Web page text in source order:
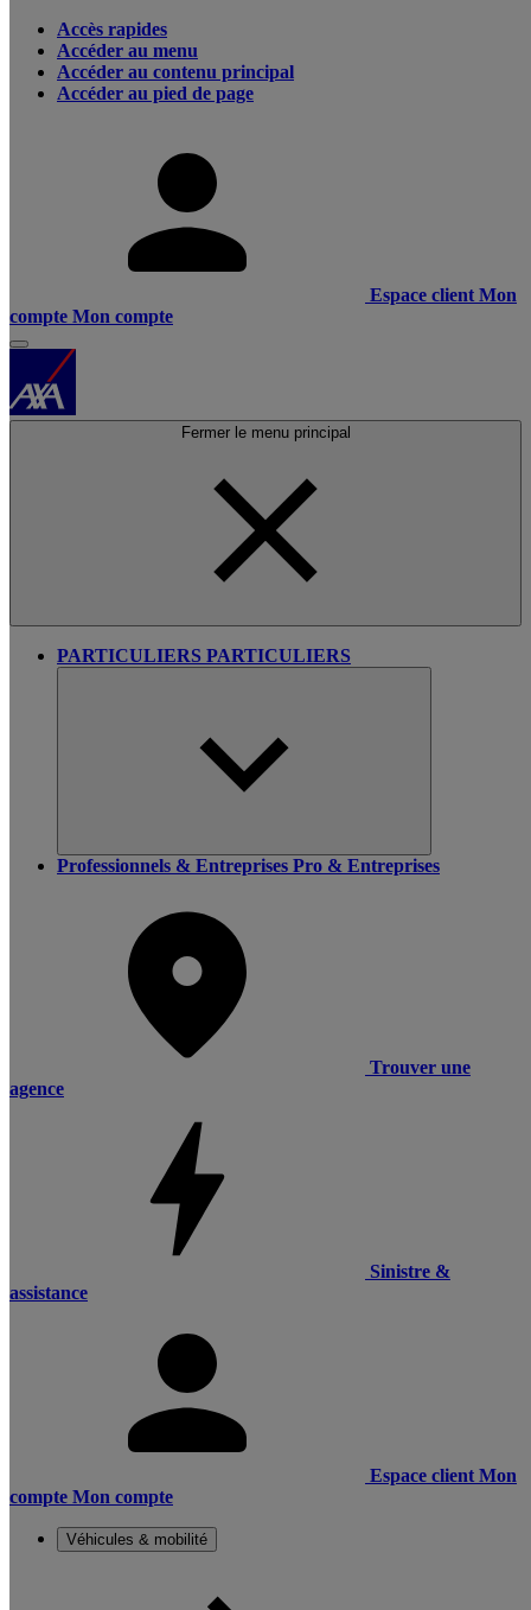
Accès rapides
Accéder au menu
Accéder au contenu principal
Accéder au pied de page
Espace client Mon
compte Mon compte
Fermer le menu principal
PARTICULIERS PARTICULIERS
Professionnels & Entreprises Pro & Entreprises
Trouver une
agence
Sinistre &
assistance
Espace client Mon
compte Mon compte
Véhicules & mobilité